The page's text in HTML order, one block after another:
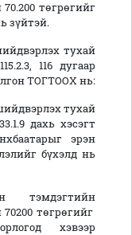
төгрөгийг
зүйтэй.
тухай
116 дугаар
ТОГТООХ нь:
тухай
дахь хэсэгт
эрэн
бүхэлд нь
тэмдэгтийн
төгрөгийг
хэвээр